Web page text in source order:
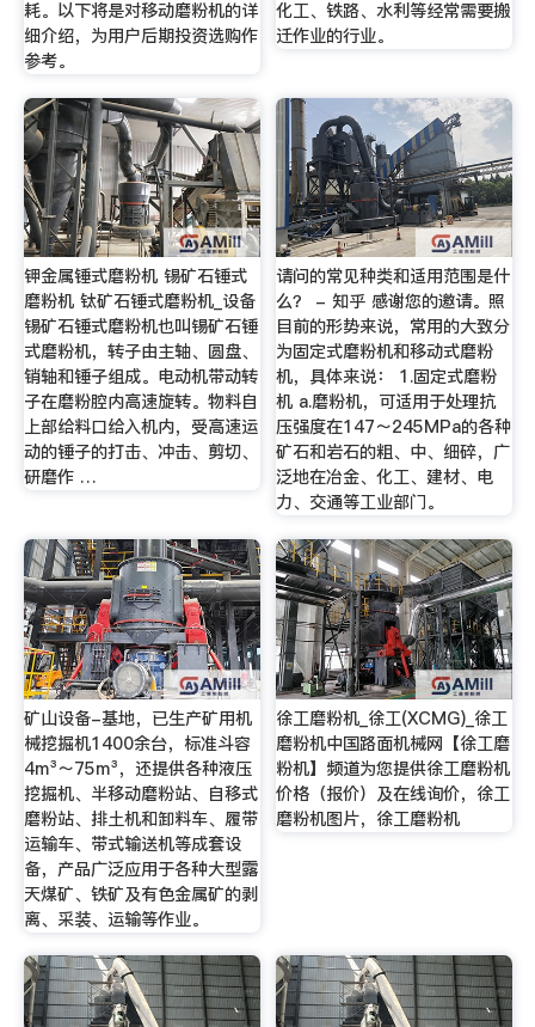
耗。以下将是对移动磨粉机的详
细介绍，为用户后期投资选购作
参考。
化工、铁路、水利等经常需要搬
迁作业的行业。
钾金属锤式磨粉机 锡矿石锤式
磨粉机 钛矿石锤式磨粉机_设备
锡矿石锤式磨粉机也叫锡矿石锤
式磨粉机，转子由主轴、圆盘、
销轴和锤子组成。电动机带动转
子在磨粉腔内高速旋转。物料自
上部给料口给入机内，受高速运
动的锤子的打击、冲击、剪切、
研磨作 …
请问的常见种类和适用范围是什
么？ - 知乎 感谢您的邀请。照
目前的形势来说，常用的大致分
为固定式磨粉机和移动式磨粉
机，具体来说： 1.固定式磨粉
机 a.磨粉机，可适用于处理抗
压强度在147～245MPa的各种
矿石和岩石的粗、中、细碎，广
泛地在冶金、化工、建材、电
力、交通等工业部门。
矿山设备-基地，已生产矿用机
械挖掘机1400余台，标准斗容
4m³～75m³，还提供各种液压
挖掘机、半移动磨粉站、自移式
磨粉站、排土机和卸料车、履带
运输车、带式输送机等成套设
备，产品广泛应用于各种大型露
天煤矿、铁矿及有色金属矿的剥
离、采装、运输等作业。
徐工磨粉机_徐工(XCMG)_徐工
磨粉机中国路面机械网【徐工磨
粉机】频道为您提供徐工磨粉机
价格（报价）及在线询价，徐工
磨粉机图片，徐工磨粉机